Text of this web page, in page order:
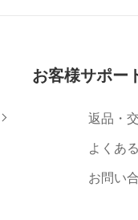
お客様サポー
返品・
よくあ
お問い